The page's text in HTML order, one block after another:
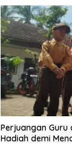
Perjuangan Guru
Hadiah demi